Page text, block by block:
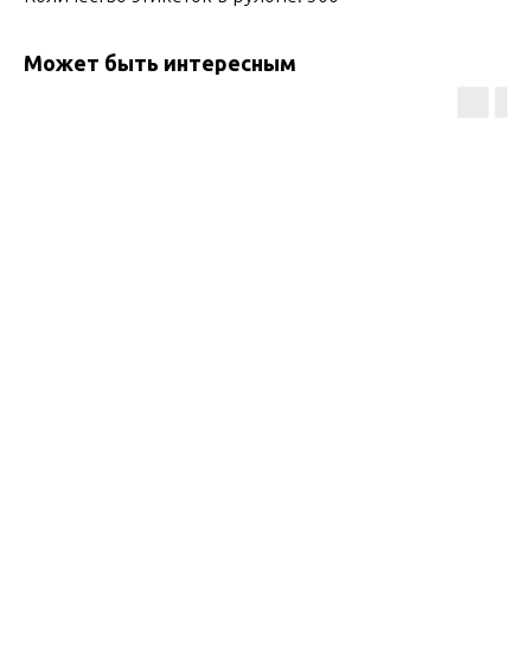
Может быть интересным